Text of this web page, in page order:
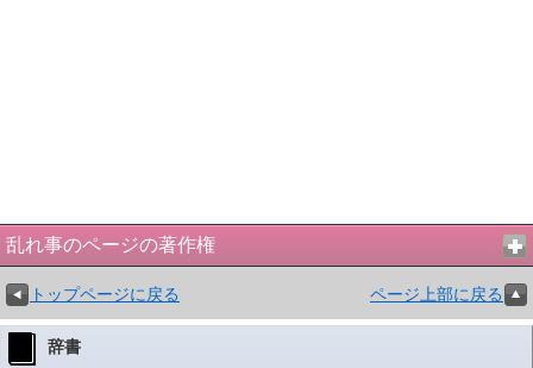
乱れ事のページの著作権
トップページに戻る ページ上部に戻る
辞書